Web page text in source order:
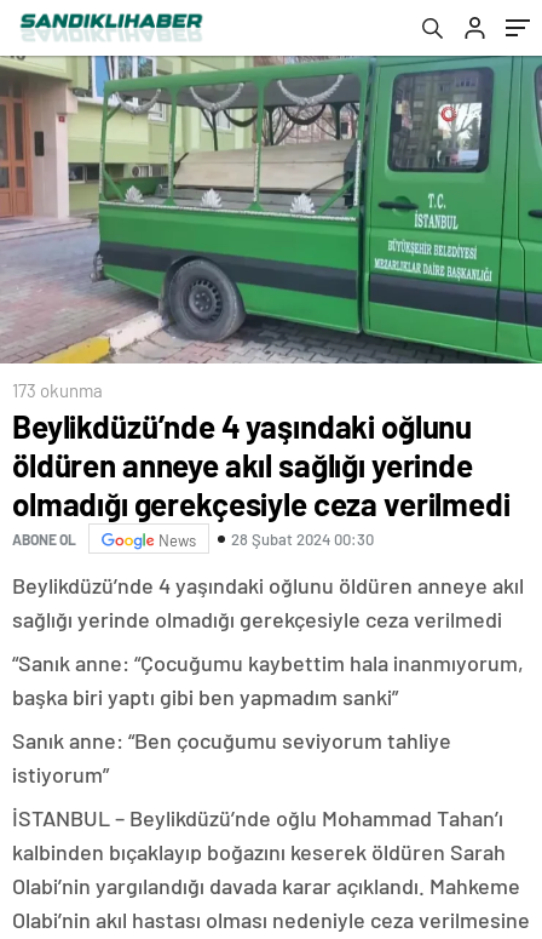
gerekçesiyle ceza verilmedi
173 okunma
Beylikdüzü’nde 4 yaşındaki oğlunu
öldüren anneye akıl sağlığı yerinde
olmadığı gerekçesiyle ceza verilmedi
ABONE OL News 28 Şubat 2024 00:30
Beylikdüzü’nde 4 yaşındaki oğlunu öldüren anneye akıl
sağlığı yerinde olmadığı gerekçesiyle ceza verilmedi
“Sanık anne: “Çocuğumu kaybettim hala inanmıyorum,
başka biri yaptı gibi ben yapmadım sanki”
Sanık anne: “Ben çocuğumu seviyorum tahliye
istiyorum”
İSTANBUL – Beylikdüzü’nde oğlu Mohammad Tahan’ı
kalbinden bıçaklayıp boğazını keserek öldüren Sarah
Olabi’nin yargılandığı davada karar açıklandı. Mahkeme
Olabi’nin akıl hastası olması nedeniyle ceza verilmesine